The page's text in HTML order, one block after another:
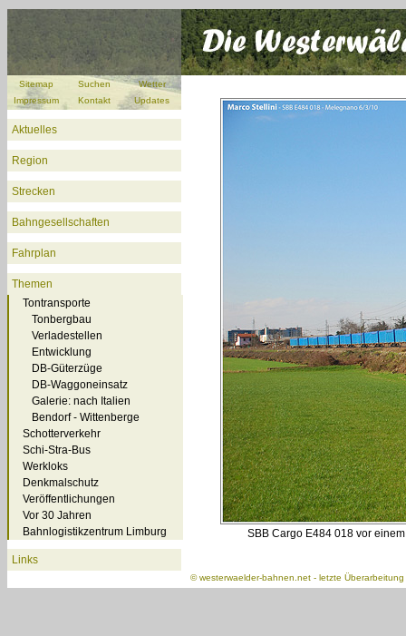
Sitemap Suchen
Wetter
Impressum
Kontakt Updates
Aktuelles
Region
Strecken
Bahngesellschaften
Fahrplan
Themen
Tontransporte
Tonbergbau
Verladestellen
Entwicklung
DB-Güterzüge
DB-Waggoneinsatz
Galerie: nach Italien
Bendorf - Wittenberge
Schotterverkehr
Schi-Stra-Bus
Werkloks
Denkmalschutz
Veröffentlichungen
Vor 30 Jahren
Bahnlogistikzentrum Limburg
Links
SBB Cargo E484 018 vor
©westerwaelder-bahnen.net - letzte